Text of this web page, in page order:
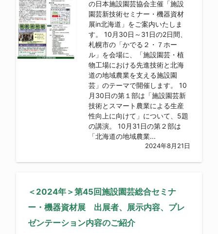
の日本施設園芸協会主催「施設
園芸新技術セミナー・機器資材
展in北海道」をご案内いたしま
す。 10月30日～31日の2日間、
札幌市の「かでる２・７ホー
ル」を会場に、「施設園芸・植
物工場における先進技術と北海
道の地域農業を支える施設園
芸」のテーマで開催します。 10
月30日の第１部は「施設園芸新
技術とスマート農業による生産
性向上に向けて」について、5題
の講演。 10月31日の第２部は
「北海道の地域農業...
2024年8月21日
＜2024年＞第45回施設園芸総合セミナ
ー・機器資材展 出展者、展示内容、プレ
ゼンテーション内容のご紹介